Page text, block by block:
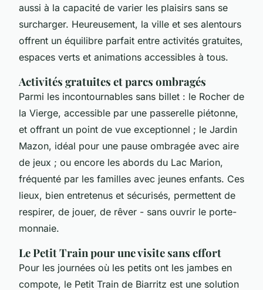
aussi à la capacité de varier les plaisirs sans se
surcharger. Heureusement, la ville et ses alentours
offrent un équilibre parfait entre activités gratuites,
espaces verts et animations accessibles à tous.
Activités gratuites et parcs ombragés
Parmi les incontournables sans billet : le Rocher de
la Vierge, accessible par une passerelle piétonne,
et offrant un point de vue exceptionnel ; le Jardin
Mazon, idéal pour une pause ombragée avec aire
de jeux ; ou encore les abords du Lac Marion,
fréquenté par les familles avec jeunes enfants. Ces
lieux, bien entretenus et sécurisés, permettent de
respirer, de jouer, de rêver - sans ouvrir le porte-
monnaie.
Le Petit Train pour une visite sans effort
Pour les journées où les petits ont les jambes en
compote, le Petit Train de Biarritz est une solution